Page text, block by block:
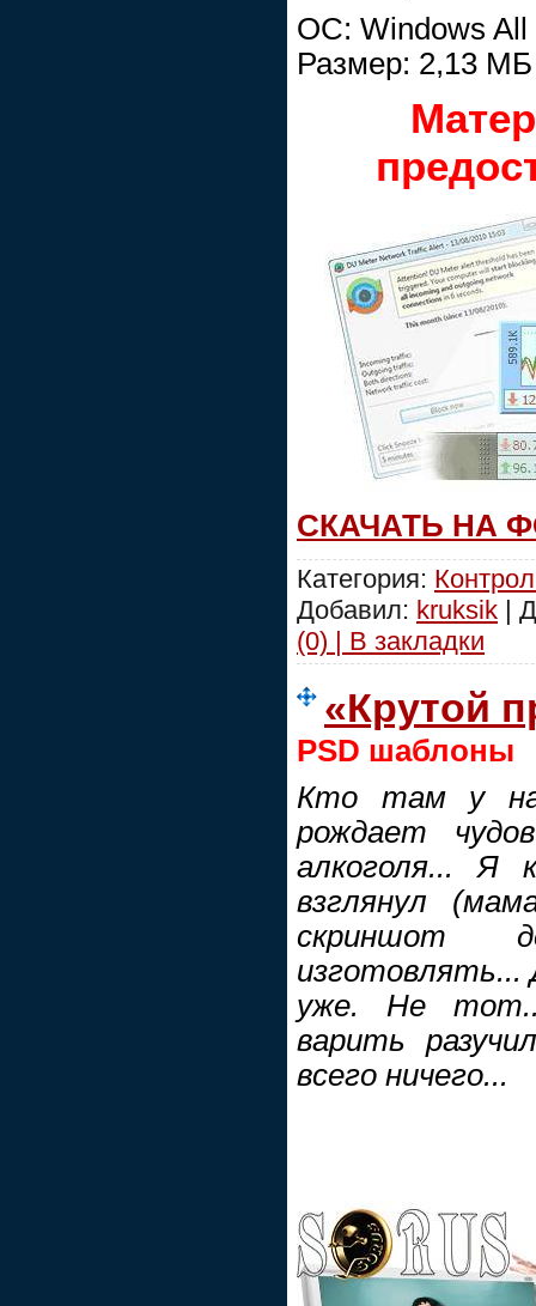
OC: Windows All
Размер: 2,13 МБ
СКАЧАТЬ НА
Категория:
Добавил: kruksik |
(0) | В закладки
«Крутой
PSD шаблоны
Кто там у
рождает
алкоголя... Я
взглянул
скриншот
уже. Не
варить
всего ничего...